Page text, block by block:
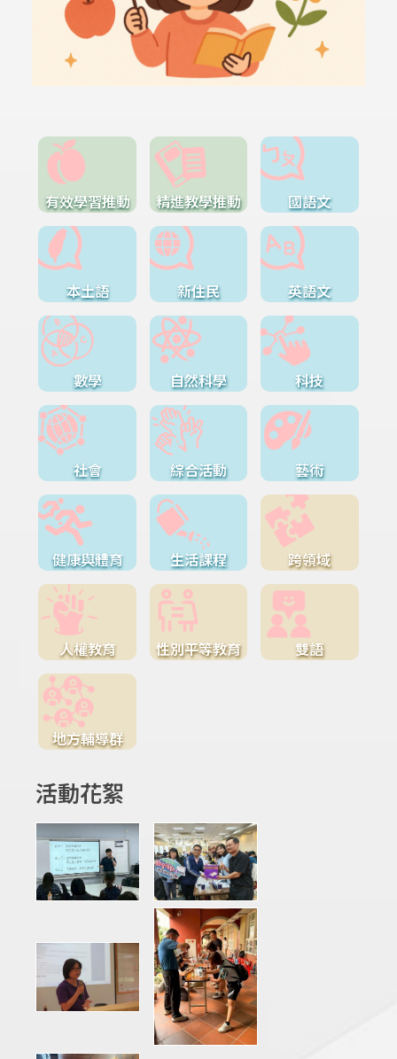
有效學習推動 精進教學推動 國語文
本土語 新住民 英語文
數學 自然科學 科技
社會 綜合活動 藝術
健康與體育 生活課程 跨領域
人權教育 性別平等教育 雙語
地方輔導群
活動花絮